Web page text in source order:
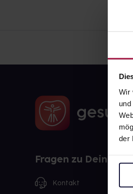
Wir
der
Fragen zu Deiner
Kontakt